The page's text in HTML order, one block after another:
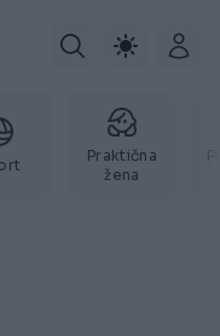
Praktična
žena